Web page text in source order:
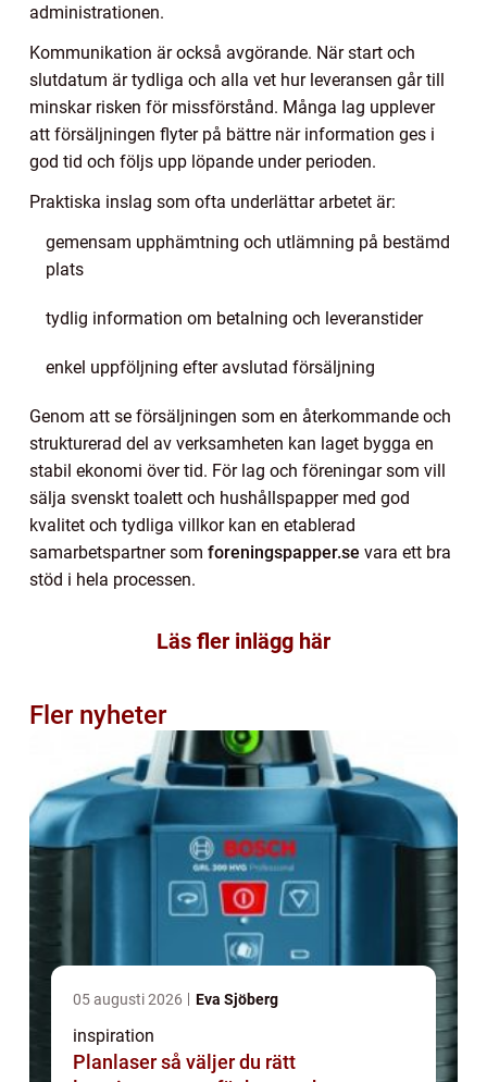
administrationen.
Kommunikation är också avgörande. När start och
slutdatum är tydliga och alla vet hur leveransen går till
minskar risken för missförstånd. Många lag upplever
att försäljningen flyter på bättre när information ges i
god tid och följs upp löpande under perioden.
Praktiska inslag som ofta underlättar arbetet är:
gemensam upphämtning och utlämning på bestämd
plats
tydlig information om betalning och leveranstider
enkel uppföljning efter avslutad försäljning
Genom att se försäljningen som en återkommande och
strukturerad del av verksamheten kan laget bygga en
stabil ekonomi över tid. För lag och föreningar som vill
sälja svenskt toalett och hushållspapper med god
kvalitet och tydliga villkor kan en etablerad
samarbetspartner som foreningspapper.se vara ett bra
stöd i hela processen.
Läs fler inlägg här
Fler nyheter
05 augusti 2026 Eva Sjöberg
inspiration
Planlaser så väljer du rätt